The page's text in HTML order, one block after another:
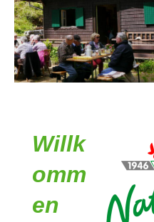
Willk
omm
en